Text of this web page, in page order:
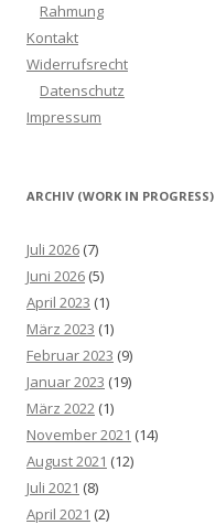
Rahmung
Kontakt
Widerrufsrecht
Datenschutz
Impressum
ARCHIV (WORK IN PROGRESS)
Juli 2026 (7)
Juni 2026 (5)
April 2023 (1)
März 2023 (1)
Februar 2023 (9)
Januar 2023 (19)
März 2022 (1)
November 2021 (14)
August 2021 (12)
Juli 2021 (8)
April 2021 (2)